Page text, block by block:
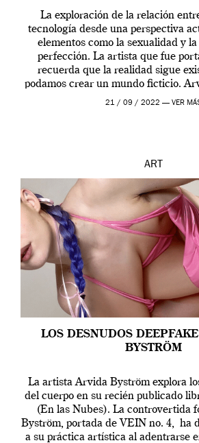
La exploración de la relación
tecnología desde una perspectiva
elementos como la sexualidad y
perfección. La artista que fue
recuerda que la realidad sigue
podamos crear un mundo ficticio.
que los humanos tienen un
21 / 09 / 2022 — VER
ART
LOS DESNUDOS
BYSTRÖM
La artista Arvida Byström explora
del cuerpo en su recién publicado
(En las Nubes). La controvertida
Byström, portada de VEIN no. 4, ha
a su práctica artística al adentrarse